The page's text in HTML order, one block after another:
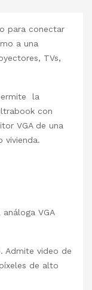
para conectar
a una
TVs,
la
con
VGA de una
vivienda.
VGA
Admite video de
de alto